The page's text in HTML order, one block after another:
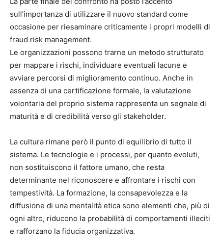
sull’importanza di utilizzare il nuovo standard come
occasione per riesaminare criticamente i propri modelli di
fraud risk management.
Le organizzazioni possono trarne un metodo strutturato
per mappare i rischi, individuare eventuali lacune e
avviare percorsi di miglioramento continuo. Anche in
assenza di una certificazione formale, la valutazione
volontaria del proprio sistema rappresenta un segnale di
maturità e di credibilità verso gli stakeholder.
La cultura rimane però il punto di equilibrio di tutto il
sistema. Le tecnologie e i processi, per quanto evoluti,
non sostituiscono il fattore umano, che resta
determinante nel riconoscere e affrontare i rischi con
tempestività. La formazione, la consapevolezza e la
diffusione di una mentalità etica sono elementi che, più di
ogni altro, riducono la probabilità di comportamenti illeciti
e rafforzano la fiducia organizzativa.